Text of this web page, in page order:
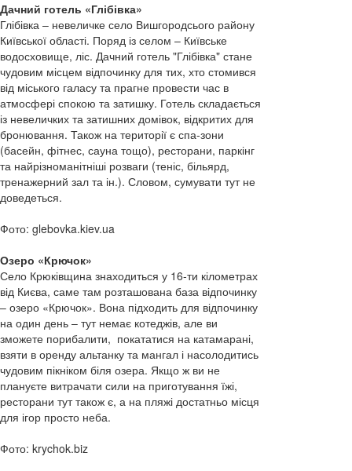
Дачний готель «Глібівка»
Глібівка – невеличке село Вишгородсього району
Київської області. Поряд із селом – Київське
водосховище, ліс. Дачний готель "Глібівка" стане
чудовим місцем відпочинку для тих, хто стомився
від міського галасу та прагне провести час в
атмосфері спокою та затишку. Готель складається
із невеличких та затишних домівок, відкритих для
бронювання. Також на території є спа-зони
(басейн, фітнес, сауна тощо), ресторани, паркінг
та найрізноманітніші розваги (теніс, більярд,
тренажерний зал та ін.). Словом, сумувати тут не
доведеться.
Фото: glebovka.kiev.ua
Озеро «Крючок»
Село Крюківщина знаходиться у 16-ти кілометрах
від Києва, саме там розташована база відпочинку
– озеро «Крючок». Вона підходить для відпочинку
на один день – тут немає котеджів, але ви
зможете порибалити, покататися на катамарані,
взяти в оренду альтанку та мангал і насолодитись
чудовим пікніком біля озера. Якщо ж ви не
плануєте витрачати сили на приготування їжі,
ресторани тут також є, а на пляжі достатньо місця
для ігор просто неба.
Фото: krychok.biz